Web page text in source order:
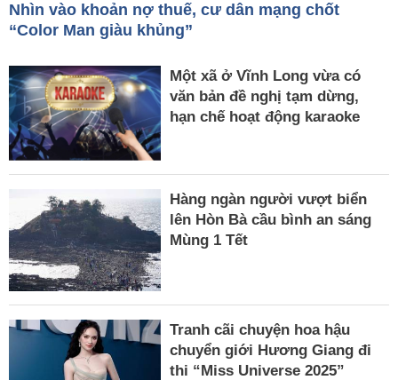
Nhìn vào khoản nợ thuế, cư dân mạng chốt
“Color Man giàu khủng”
Một xã ở Vĩnh Long vừa có
văn bản đề nghị tạm dừng,
hạn chế hoạt động karaoke
Hàng ngàn người vượt biển
lên Hòn Bà cầu bình an sáng
Mùng 1 Tết
Tranh cãi chuyện hoa hậu
chuyển giới Hương Giang đi
thi “Miss Universe 2025”